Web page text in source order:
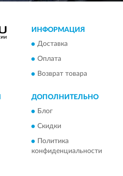
ИНФОРМАЦИЯ
Доставка
Оплата
Возврат товара
ДОПОЛНИТЕЛЬНО
Блог
Скидки
Политика
конфиденциальности